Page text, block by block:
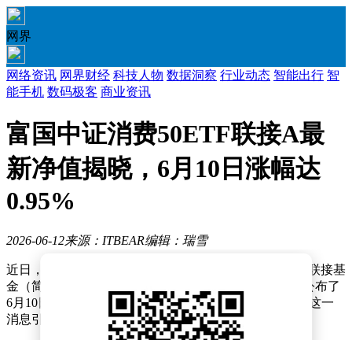
网界
网络资讯 网界财经 科技人物 数据洞察 行业动态 智能出行 智
能手机 数码极客 商业资讯
富国中证消费50ETF联接A最
新净值揭晓，6月10日涨幅达
0.95%
2026-06-12来源：ITBEAR编辑：瑞雪
近日，富国中证消费50交易型开放式指数证券投资基金联接基
金（简称：富国中证消费50ETF联接A，代码008975）公布了
6月10日的最新净值数据，显示该基金当日上涨0.95%。这一
消息引发了市场对消费板块基金表现的关注。